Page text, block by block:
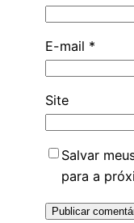
E-mail *
Site
Salvar
para a